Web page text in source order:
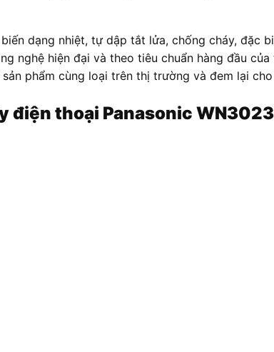
dạng nhiệt, tự dập tắt lửa, chống cháy, đặc
nghệ hiện đại và theo tiêu chuẩn hàng đầu
phẩm cùng loại trên thị trường và đem lại
điện thoại Panasonic